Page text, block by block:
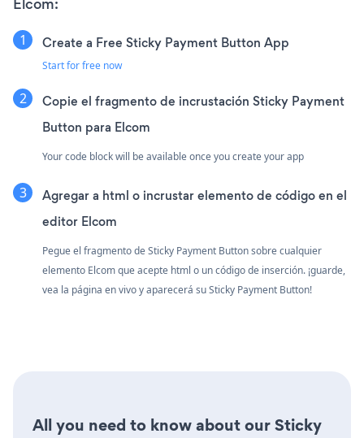
Elcom:
Create a Free Sticky Payment Button App
Start for free now
Copie el fragmento de incrustación Sticky Payment
Button para Elcom
Your code block will be available once you create your app
Agregar a html o incrustar elemento de código en el
editor Elcom
Pegue el fragmento de Sticky Payment Button sobre cualquier
elemento Elcom que acepte html o un código de inserción. ¡guarde,
vea la página en vivo y aparecerá su Sticky Payment Button!
All you need to know about our Sticky